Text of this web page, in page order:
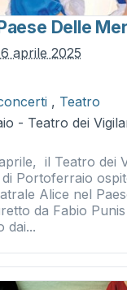
Delle
aprile 2025
, Teatro
- Teatro dei
il Teatro dei
di Portoferraio
Alice nel
da Fabio
dai...